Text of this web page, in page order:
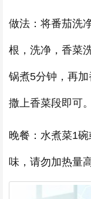
做法：将番茄洗
根，洗净，香菜
锅煮5分钟，再
撒上香菜段即可。
晚餐：水煮菜1
味，请勿加热量